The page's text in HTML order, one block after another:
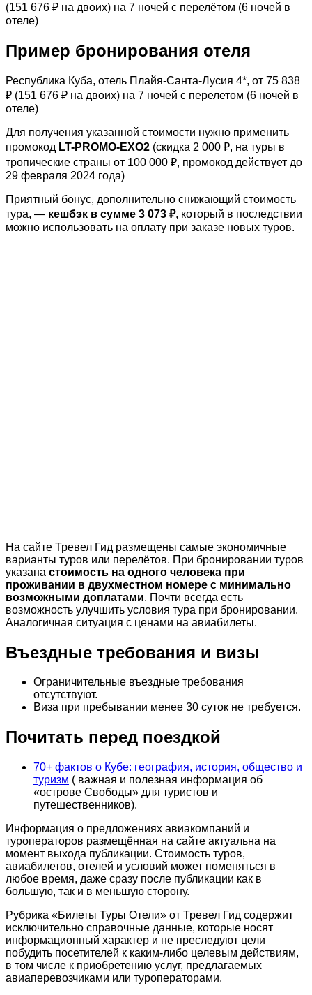
(151 676 ₽ на двоих) на 7 ночей с перелётом (6 ночей в
отеле)
Пример бронирования отеля
Республика Куба, отель Плайя-Санта-Лусия 4*, от 75 838
₽ (151 676 ₽ на двоих) на 7 ночей с перелетом (6 ночей в
отеле)
Для получения указанной стоимости нужно применить
промокод LT-PROMO-EXO2 (скидка 2 000 ₽, на туры в
тропические страны от 100 000 ₽, промокод действует до
29 февраля 2024 года)
Приятный бонус, дополнительно снижающий стоимость
тура, — кешбэк в сумме 3 073 ₽, который в последствии
можно использовать на оплату при заказе новых туров.
На сайте Тревел Гид размещены самые экономичные
варианты туров или перелётов. При бронировании туров
указана стоимость на одного человека при
проживании в двухместном номере с минимально
возможными доплатами. Почти всегда есть
возможность улучшить условия тура при бронировании.
Аналогичная ситуация с ценами на авиабилеты.
Въездные требования и визы
Ограничительные въездные требования
отсутствуют.
Виза при пребывании менее 30 суток не требуется.
Почитать перед поездкой
70+ фактов о Кубе: география, история, общество и
туризм ( важная и полезная информация об
«острове Свободы» для туристов и
путешественников).
Информация о предложениях авиакомпаний и
туроператоров размещённая на сайте актуальна на
момент выхода публикации. Стоимость туров,
авиабилетов, отелей и условий может поменяться в
любое время, даже сразу после публикации как в
большую, так и в меньшую сторону.
Рубрика «Билеты Туры Отели» от Тревел Гид содержит
исключительно справочные данные, которые носят
информационный характер и не преследуют цели
побудить посетителей к каким-либо целевым действиям,
в том числе к приобретению услуг, предлагаемых
авиаперевозчиками или туроператорами.